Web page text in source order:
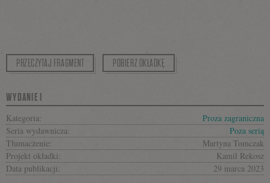
PRZECZYTAJ FRAGMENT POBIERZ OKŁADKĘ
WYDANIE I
Kategoria:
Proza zagraniczna
Seria wydawnicza:
Poza serią
Tłumaczenie:
Martyna Tomczak
Projekt okładki:
Kamil Rekosz
Data publikacji:
29 marca 2023